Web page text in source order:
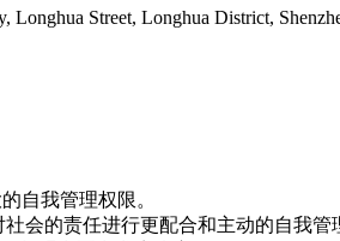
Street, Longhua District,
自我管理权限。
会的责任进行更配合和主动的自我